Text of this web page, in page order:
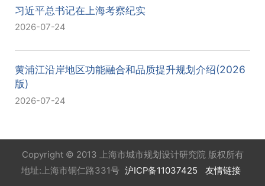
习近平总书记在上海考察纪实
2026-07-24
黄浦江沿岸地区功能融合和品质提升规划介绍(2026
版)
2026-07-24
Copyright © 2013 上海市城市规划设计研究院 版权所有
地址:上海市铜仁路331号 沪ICP备11037425 友情链接